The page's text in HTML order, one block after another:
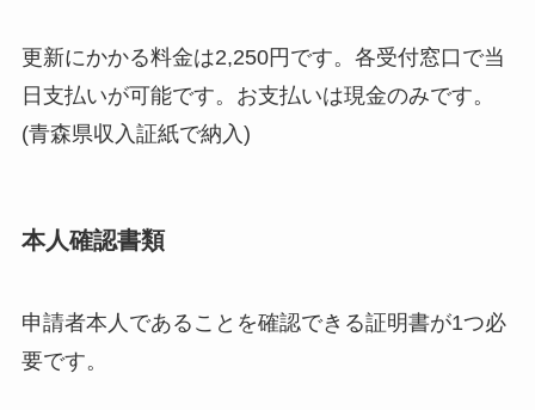
更新にかかる料金は2,250円です。各受付窓口で当
日支払いが可能です。お支払いは現金のみです。
(青森県収入証紙で納入)
本人確認書類
申請者本人であることを確認できる証明書が1つ必
要です。